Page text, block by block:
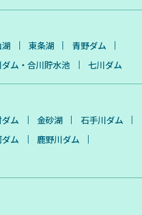
東条湖
青野ダム
ム・合川貯水池 七川ダム
ム 金砂湖
石手川ダム
ム
鹿野川ダム